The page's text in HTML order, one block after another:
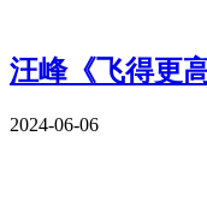
汪峰《飞得更
2024-06-06